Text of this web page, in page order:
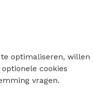
optimaliseren, willen
cookies
vragen.